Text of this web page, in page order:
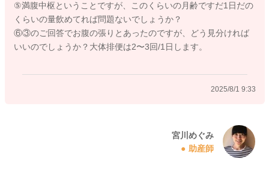
③について
もしお腹の張りもあるようでしたら、綿棒浣腸をされて、お腹
がもっと楽になるようにしてあげるといいと思います。
綿棒浣腸でガス抜きもできます。
てみることで、哺乳量も賄えるようになると思います。
⑤満腹中枢ということですが、このくらいの月齢ですだ1日だの
くらいの量飲めてれば問題ないでしょうか？
⑥③のご回答でお腹の張りとあったのですが、どう見分ければ
いいのでしょうか？大体排便は2〜3回/1日します。
2025/8/1 9:33
宮川めぐみ
助産師